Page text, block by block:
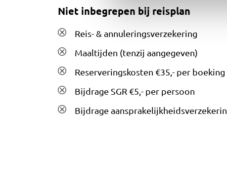
Niet inbegrepen bij reisplan
Reis- & annuleringsverzekering
Maaltijden (tenzij aangegeven)
Reserveringskosten €35,- per boeking
Bijdrage SGR €5,- per persoon
Bijdrage